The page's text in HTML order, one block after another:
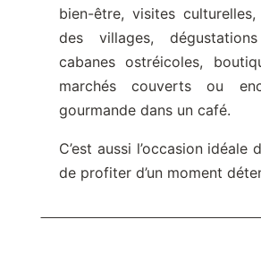
bien-être, visites
des villages,
cabanes ostréicoles,
marchés couverts ou
gourmande dans un café.
C’est aussi l’occasion idéale
de profiter d’un moment